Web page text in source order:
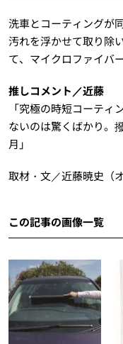
洗車とコーティングが
汚れを浮かせて取り除
て、マイクロファイバ
推しコメント／近藤
「究極の時短コーテ
ないのは驚くばかり。
月」
取材・文／近藤暁史（
この記事の画像一覧